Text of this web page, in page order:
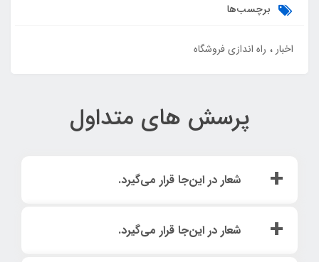
برچسب‌ها
اخبار راه اندازی فروشگاه
پرسش های متداول
شعار در این‌جا قرار می‌گیرد.
چاپ و با استفاده از طراحان گرافیک است. چاپگرها و متون
شعار در این‌جا قرار می‌گیرد.